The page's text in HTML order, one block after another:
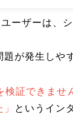
ーザーは、
題が発生しや
検証できま
というイン